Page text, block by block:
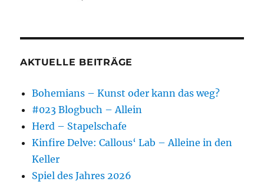
AKTUELLE BEITRÄGE
Bohemians – Kunst oder kann das weg?
#023 Blogbuch – Allein
Herd – Stapelschafe
Kinfire Delve: Callous‘ Lab – Alleine in den
Keller
Spiel des Jahres 2026